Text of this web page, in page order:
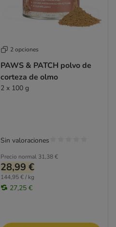
2 opciones
PAWS & PATCH polvo de
corteza de olmo
2 x 100 g
Precio normal 31,38 €
28,99 €
144,95 € / kg
27,25 €
Sin valoraciones